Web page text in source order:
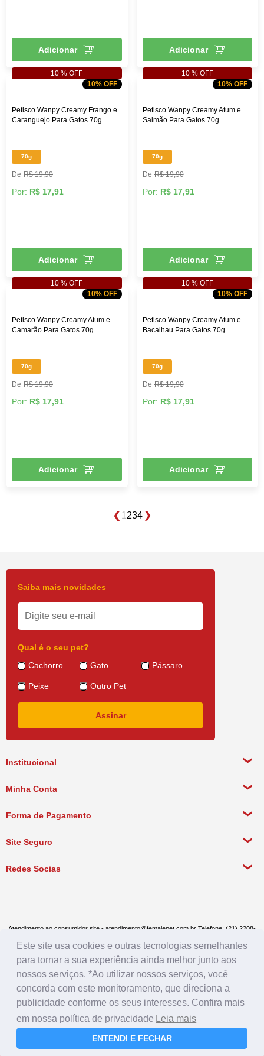
Adicionar Adicionar
10% OFF
10 % OFF
Petisco Wanpy Creamy Frango e
Caranguejo Para Gatos 70g
70g
R$ 19,90
Por: R$ 17,91
Adicionar
10% OFF
10 % OFF
Petisco Wanpy Creamy Atum e
Salmão Para Gatos 70g
70g
R$ 19,90
Por: R$ 17,91
Adicionar
10% OFF
10 % OFF
Petisco Wanpy Creamy Atum e
Camarão Para Gatos 70g
70g
R$ 19,90
Por: R$ 17,91
Adicionar
10% OFF
10 % OFF
Petisco Wanpy Creamy Atum e
Bacalhau Para Gatos 70g
70g
R$ 19,90
Por: R$ 17,91
Adicionar
1 234
Institucional
Política de Pagamento
Política de Entrega
Minha Conta
Forma de Pagamento
Site Seguro
Redes Socias
Saiba mais novidades
Qual é o seu pet?
Cachorro
Gato Pássaro
Peixe Outro Pet
Atendimento ao consumidor site - atendimento@femalepet.com.br Telefone: (21) 2208-
Televendas: (21) 2268-7748 ou (21) 97045-2996 Seg a sex de 8:30h às 19h e Sábados
de 8:30h às 14:30h
Female Pet - CNPJ: 17.292.888.0001/86 - Rua Conde de Bonfim 482, loja A, Tijuca, Rio
de Janeiro - RJ - CEP: 20520-054
Este site usa cookies e outras tecnologias semelhantes
para tornar a sua experiência ainda melhor junto aos
nossos serviços. *Ao utilizar nossos serviços, você
concorda com este monitoramento, que direciona a
publicidade conforme os seus interesses. Confira mais
em nossa política de privacidade Leia mais
ENTENDI E FECHAR